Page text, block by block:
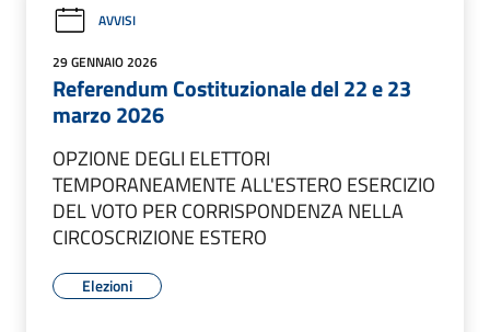
AVVISI
29 GENNAIO 2026
Referendum Costituzionale del 22 e 23
marzo 2026
OPZIONE DEGLI ELETTORI
TEMPORANEAMENTE ALL'ESTERO ESERCIZIO
DEL VOTO PER CORRISPONDENZA NELLA
CIRCOSCRIZIONE ESTERO
Elezioni